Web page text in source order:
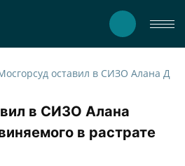
в СИЗО Алана
в растрате